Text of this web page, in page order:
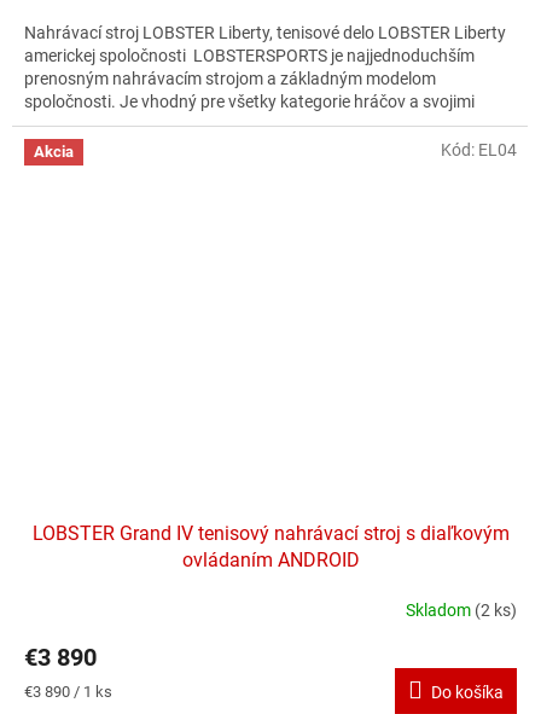
z
5
hviezdičiek.
Nahrávací stroj LOBSTER Liberty, tenisové delo LOBSTER Liberty
americkej spoločnosti LOBSTERSPORTS je najjednoduchším
prenosným nahrávacím strojom a základným modelom
spoločnosti. Je vhodný pre všetky kategorie hráčov a svojimi
funkciami uspokojí rekreačných hráčov, trénerov a nadchne
amatérskych hráčov a deti.
Tenisový trenažér na tenis Vám pomôže pri zlepšovaní vašej
Akcia
LOBSTER Grand IV tenisový nahrávací stroj s diaľkovým
ovládaním ANDROID
produktu
je
Skladom (2 ks)
€3 890
Jednotková
€3 890 / 1 ks Do košíka
Kód: EL04